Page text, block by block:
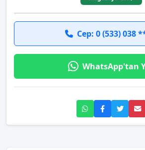
Cep: 0 (533) 038
WhatsApp'tan